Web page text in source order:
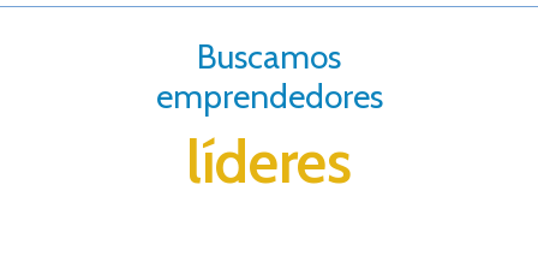
Buscamos
emprendedores
líderes